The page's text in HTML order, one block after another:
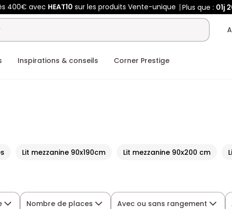
400€ avec HEAT10 sur les produits Vente-unique Plus que : 01j
Inspirations & conseils Corner Prestige
Lit mezzanine 90x190cm Lit mezzanine 90x200 cm
Nombre de places Avec ou sans rangement